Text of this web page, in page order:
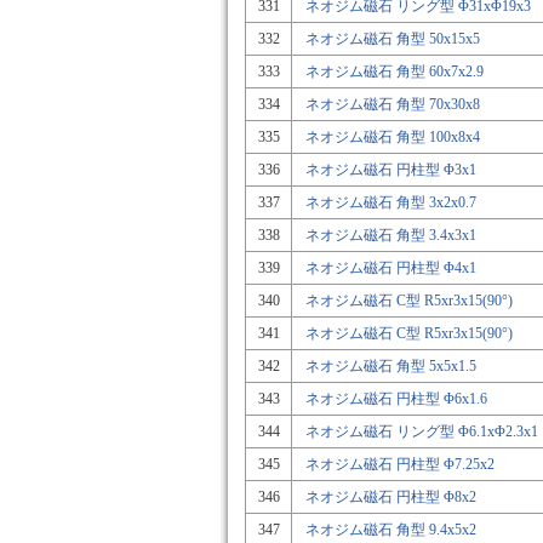
331
ネオジム磁石 リング型 Φ31xΦ19x3
332
ネオジム磁石 角型 50x15x5
333
ネオジム磁石 角型 60x7x2.9
334
ネオジム磁石 角型 70x30x8
335
ネオジム磁石 角型 100x8x4
336
ネオジム磁石 円柱型 Φ3x1
337
ネオジム磁石 角型 3x2x0.7
338
ネオジム磁石 角型 3.4x3x1
339
ネオジム磁石 円柱型 Φ4x1
340
ネオジム磁石 C型 R5xr3x15(90°)
341
ネオジム磁石 C型 R5xr3x15(90°)
342
ネオジム磁石 角型 5x5x1.5
343
ネオジム磁石 円柱型 Φ6x1.6
344
ネオジム磁石 リング型 Φ6.1xΦ2.3x1
345
ネオジム磁石 円柱型 Φ7.25x2
346
ネオジム磁石 円柱型 Φ8x2
347
ネオジム磁石 角型 9.4x5x2